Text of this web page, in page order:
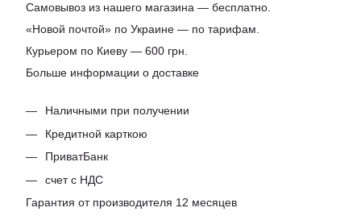
Самовывоз из нашего магазина — бесплатно.
«Новой почтой» по Украине — по тарифам.
Курьером по Киеву — 600 грн.
Больше информации о доставке
Наличными при получении
Кредитной карткою
ПриватБанк
счет с НДС
Гарантия от производителя 12 месяцев